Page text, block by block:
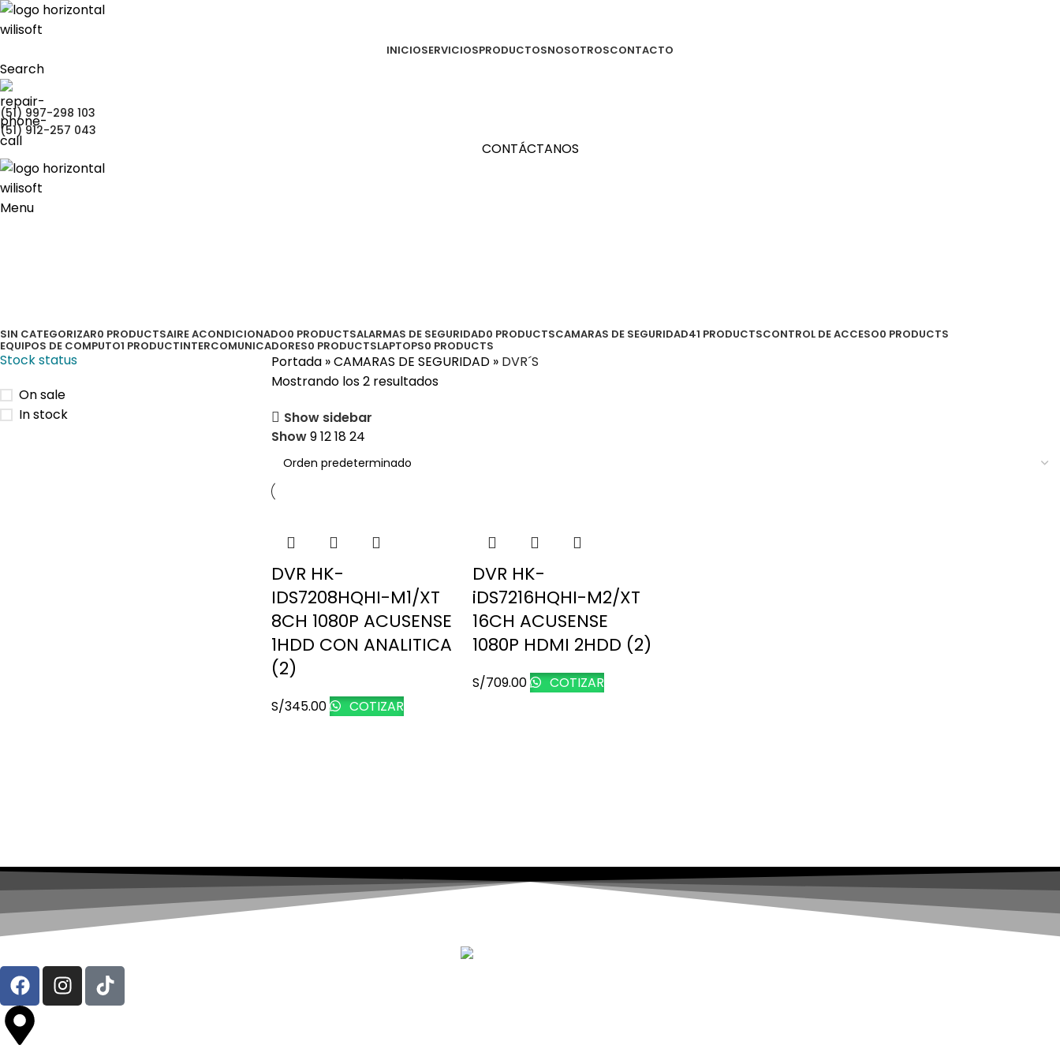
INICIOSERVICIOSPRODUCTOSNOSOTROSCONTACTO
Search
(51) 997-298 103
(51) 912-257 043
CONTÁCTANOS
Menu
SIN CATEGORIZAR0 PRODUCTSAIRE ACONDICIONADO0 PRODUCTSALARMAS DE SEGURIDAD0 PRODUCTSCAMARAS DE SEGURIDAD41 PRODUCTSCONTROL DE ACCESO0 PRODUCTS
EQUIPOS DE COMPUTO1 PRODUCTINTERCOMUNICADORES0 PRODUCTSLAPTOPS0 PRODUCTS
Stock status
On sale
In stock
Portada»CAMARAS DE SEGURIDAD» DVR´S
Mostrando los 2 resultados
Show sidebar
Show9121824
DVR HK-
IDS7208HQHI-M1/XT
8CH 1080P ACUSENSE
1HDD CON ANALITICA
(2)
S/345.00 COTIZAR
DVR HK-
iDS7216HQHI-M2/XT
16CH ACUSENSE
1080P HDMI 2HDD (2)
S/709.00 COTIZAR